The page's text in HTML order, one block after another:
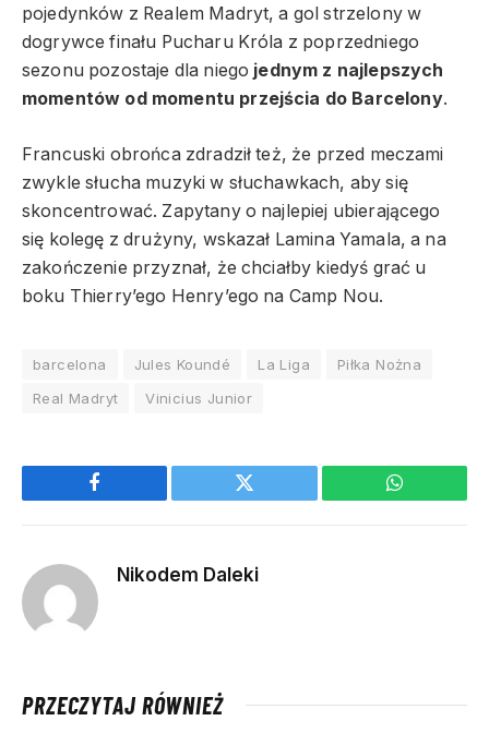
pojedynków z Realem Madryt, a gol strzelony w
dogrywce finału Pucharu Króla z poprzedniego
sezonu pozostaje dla niego jednym z najlepszych
momentów od momentu przejścia do Barcelony.
Francuski obrońca zdradził też, że przed meczami
zwykle słucha muzyki w słuchawkach, aby się
skoncentrować. Zapytany o najlepiej ubierającego
się kolegę z drużyny, wskazał Lamina Yamala, a na
zakończenie przyznał, że chciałby kiedyś grać u
boku Thierry’ego Henry’ego na Camp Nou.
barcelona Jules Koundé La Liga
Piłka Nożna
Real Madryt
Vinicius Junior
Facebook Twitter WhatsApp
Nikodem Daleki
PRZECZYTAJ RÓWNIEŻ